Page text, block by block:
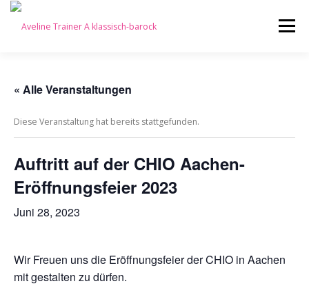
Zum
springen
Menü
SHOWTEAM
IMPRESSUM
« Alle Veranstaltungen
Diese Veranstaltung hat bereits stattgefunden.
Auftritt auf der CHIO Aachen-
Eröffnungsfeier 2023
Juni 28, 2023
Wir Freuen uns die Eröffnungsfeier der CHIO in Aachen
mit gestalten zu dürfen.